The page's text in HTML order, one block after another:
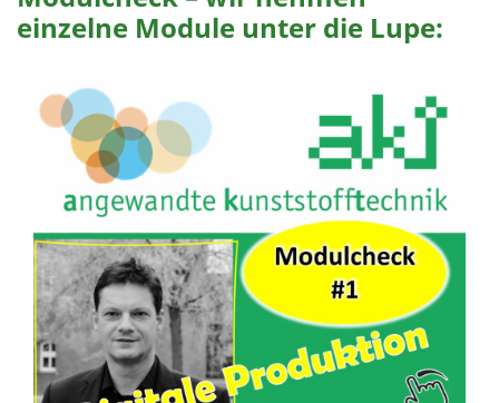
einzelne Module unter die Lupe: